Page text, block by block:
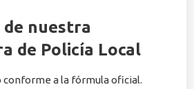
de nuestra
de Policía Local
conforme a la fórmula oficial.